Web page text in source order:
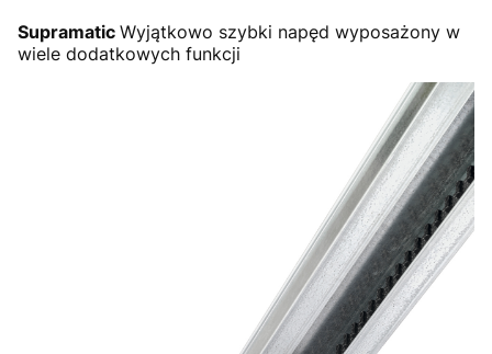
Supramatic Wyjątkowo szybki napęd wyposażony w
wiele dodatkowych funkcji